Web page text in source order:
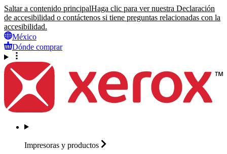
Saltar a contenido principalHaga clic para ver nuestra Declaración
de accesibilidad o contáctenos si tiene preguntas relacionadas con la
accesibilidad.
México
Dónde comprar
Impresoras y productos